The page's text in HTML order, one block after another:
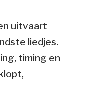
uitvaart
liedjes.
timing en